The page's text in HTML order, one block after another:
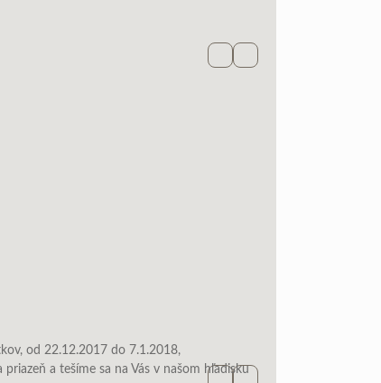
FacebookNewsletter
od 22.12.2017 do 7.1.2018,
a tešíme sa na Vás v našom hľadisku